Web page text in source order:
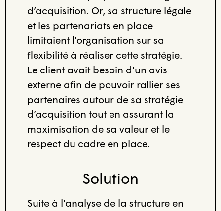
d’acquisition. Or, sa structure légale
et les partenariats en place
limitaient l’organisation sur sa
flexibilité à réaliser cette stratégie.
Le client avait besoin d’un avis
externe afin de pouvoir rallier ses
partenaires autour de sa stratégie
d’acquisition tout en assurant la
maximisation de sa valeur et le
respect du cadre en place.
Solution
Suite à l’analyse de la structure en